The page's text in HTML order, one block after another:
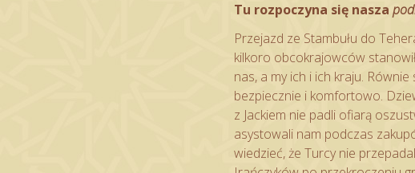
Tu rozpoczyna się nasza
Przejazd ze Stambułu do
kilkoro obcokrajowców
nas, a my ich i ich kraju.
bezpiecznie i komfortowo.
z Jackiem nie padli ofiarą
asystowali nam podczas
wiedzieć, że Turcy nie